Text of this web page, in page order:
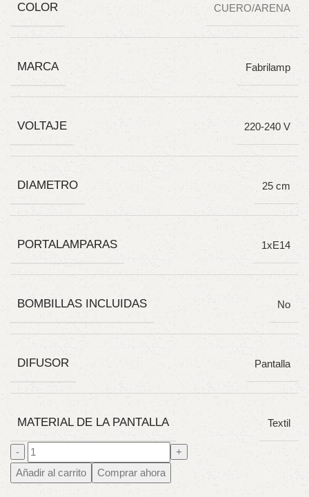
COLOR CUERO/ARENA
MARCA Fabrilamp
VOLTAJE 220-240 V
DIAMETRO 25 cm
PORTALAMPARAS 1xE14
BOMBILLAS INCLUIDAS No
DIFUSOR Pantalla
MATERIAL DE LA PANTALLA Textil
Añadir al carrito Comprar ahora